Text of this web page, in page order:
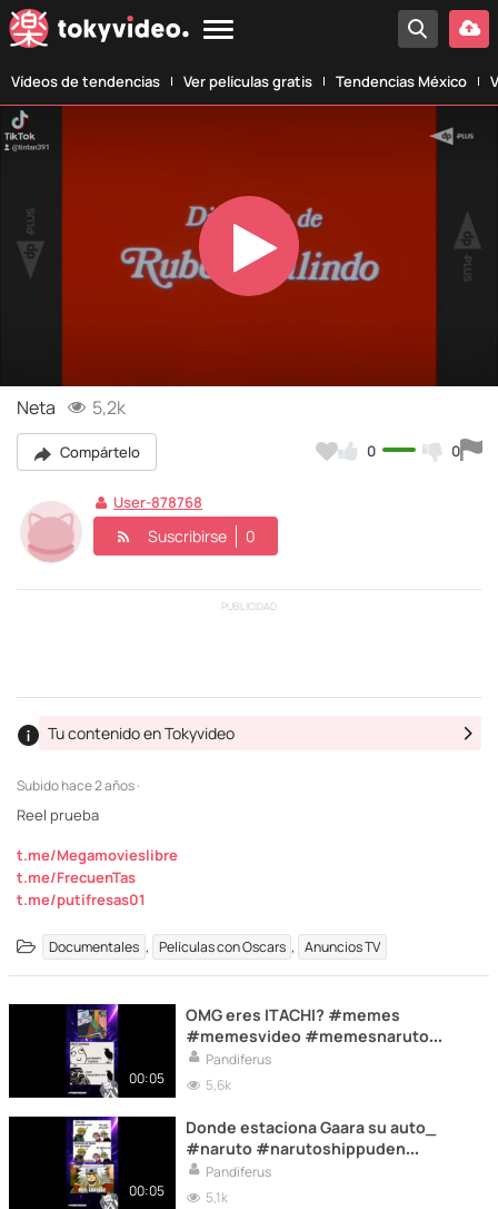
Vídeos de tendencias Ver películas gratis Tendencias México
Play
Video
Neta 5,2k
Compártelo 0 0
User-878768
Suscribirse 0
PUBLICIDAD
Subidohace 2 años ·
Tu contenido en Tokyvideo
Reel prueba
t.me/Megamovieslibre
t.me/FrecuenTas
t.me/putifresas01
Documentales , Películas con Oscars , Anuncios TV
00:05
OMG eres ITACHI? #memes
#memesvideo #memesnaruto
#humor
Pandiferus
5,6k
00:05
Donde estaciona Gaara su auto_
#naruto #narutoshippuden
#narutomemes #memes #shorts
Pandiferus
5,1k